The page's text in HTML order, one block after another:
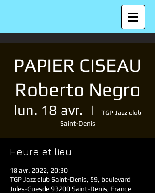
PAPIER CISEAU
Roberto Negro
lun. 18 avr.
  |
TGP Jazz club
Saint-Denis
Heure et lieu
18 avr. 2022, 20:30
TGP Jazz club Saint-Denis, 59, boulevard
Jules-Guesde 93200 Saint-Denis, France